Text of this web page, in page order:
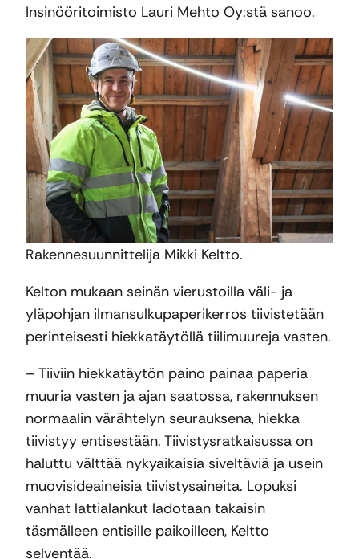
Insinööritoimisto Lauri Mehto Oy:stä sanoo.
Rakennesuunnittelija Mikki Keltto.
Kelton mukaan seinän vierustoilla väli- ja
yläpohjan ilmansulkupaperikerros tiivistetään
perinteisesti hiekkatäytöllä tiilimuureja vasten.
– Tiiviin hiekkatäytön paino painaa paperia
muuria vasten ja ajan saatossa, rakennuksen
normaalin värähtelyn seurauksena, hiekka
tiivistyy entisestään. Tiivistysratkaisussa on
haluttu välttää nykyaikaisia siveltäviä ja usein
muovisideaineisia tiivistysaineita. Lopuksi
vanhat lattialankut ladotaan takaisin
täsmälleen entisille paikoilleen, Keltto
selventää.